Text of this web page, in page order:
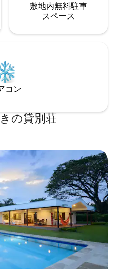
敷地内無料駐⁠車
ス⁠ペ⁠ー⁠ス
コン
の貸別荘
。